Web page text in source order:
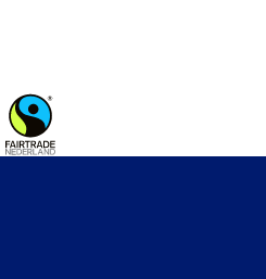
Wat we doen